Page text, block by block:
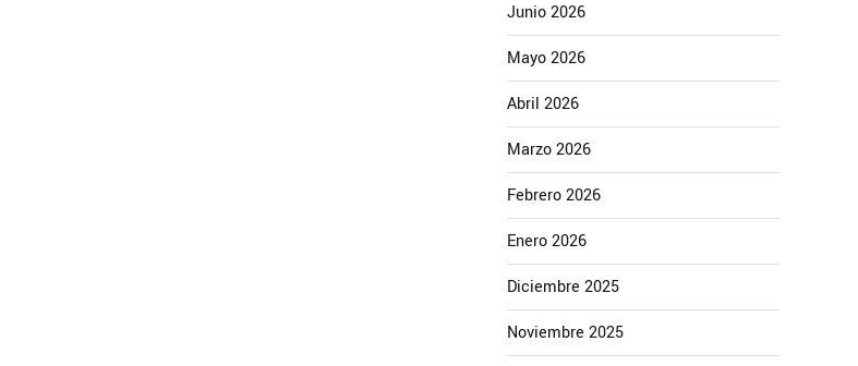
Junio 2026
Mayo 2026
Abril 2026
Marzo 2026
Febrero 2026
Enero 2026
Diciembre 2025
Noviembre 2025